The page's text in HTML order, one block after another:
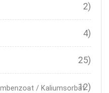
2)
4)
25)
/ Kaliumsorbat12)